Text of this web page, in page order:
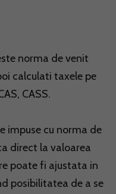
norma de venit
calculati taxele pe
CASS.
impuse cu norma de
direct la valoarea
poate fi ajustata in
posibilitatea de a se